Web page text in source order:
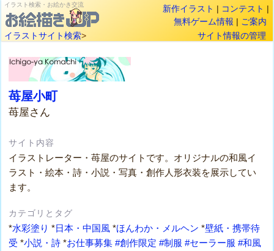
イラスト検索・お絵かき交流 新作イラスト | コンテスト |
無料ゲーム情報 | ご案内
イラストサイト検索> サイト情報の管理
苺屋小町
苺屋さん
サイト内容
イラストレーター・苺屋のサイトです。オリジナルの和風イ
ラスト・絵本・詩・小説・写真・創作人形衣装を展示してい
ます。
カテゴリとタグ
*水彩塗り *日本・中国風 *ほんわか・メルヘン *壁紙・携帯待
受 *小説・詩 *お仕事募集 #創作限定 #制服 #セーラー服 #和風